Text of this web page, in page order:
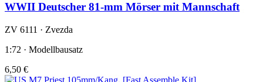
WWII Deutscher 81-mm Mörser mit Mannschaft
ZV 6111 · Zvezda
1:72 · Modellbausatz
6,50 €